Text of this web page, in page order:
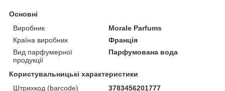
Основні
Виробник
Morale Parfums
Країна виробник
Франція
Вид парфумерної
продукції
Парфумована вода
Користувальницькі характеристики
Штрихкод (barcode)
3783456201777